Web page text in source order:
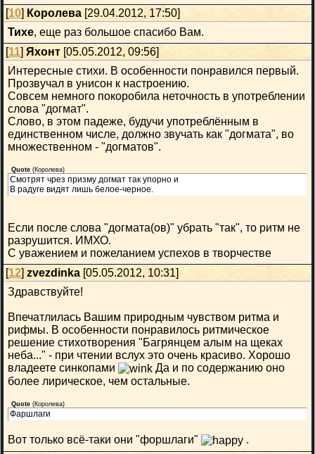
[10]Королева [29.04.2012, 17:50]
Тихе, еще раз большое спасибо Вам.
[11] Яхонт [05.05.2012, 09:56]
Интересные стихи. В особенности понравился первый.
Прозвучал в унисон к настроению.
Совсем немного покоробила неточность в употреблении
слова "догмат".
Слово, в этом падеже, будучи употреблённым в
единственном числе, должно звучать как "догмата", во
множественном - "догматов".
Quote (Королева)
Смотрят чрез призму догмат так упорно и
В радуге видят лишь белое-черное.
Если после слова "догмата(ов)" убрать "так", то ритм не
разрушится. ИМХО.
С уважением и пожеланием успехов в творчестве
[12]zvezdinka [05.05.2012, 10:31]
Здравствуйте!
Впечатлилась Вашим природным чувством ритма и
рифмы. В особенности понравилось ритмическое
решение стихотворения "Багрянцем алым на щеках
неба..." - при чтении вслух это очень красиво. Хорошо
владеете синкопами
Да и по содержанию оно
более лирическое, чем остальные.
Quote (Королева)
Фаршлаги
Вот только всё-таки они "форшлаги" .